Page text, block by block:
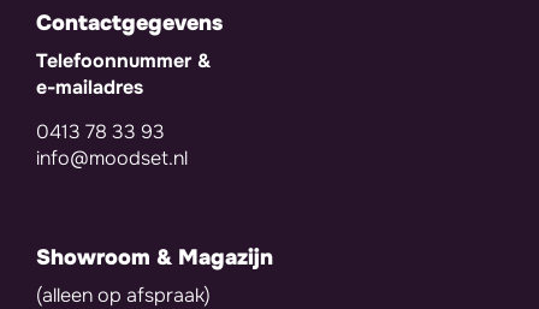
Contactgegevens
Telefoonnummer &
e-mailadres
0413 78 33 93
info@moodset.nl
Showroom & Magazijn
(alleen op afspraak)